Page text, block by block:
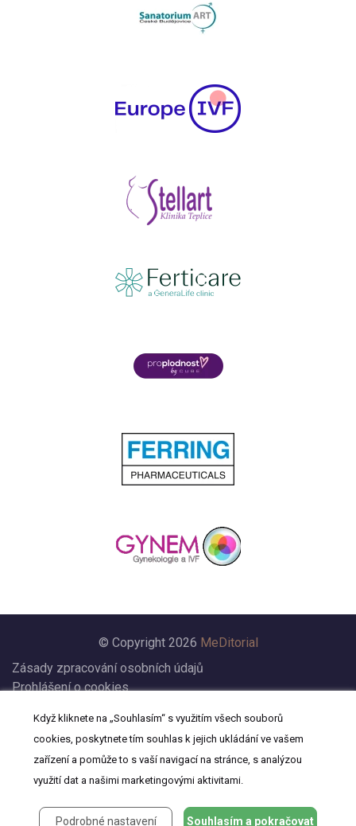
© Copyright 2026 MeDitorial
Zásady zpracování osobních údajů
Prohlášení o cookies
Prohlášení
Kontakt
Když kliknete na „Souhlasím“ s využitím všech souborů
cookies, poskytnete tím souhlas k jejich ukládání ve vašem
zařízení a pomůže to s vaší navigací na stránce, s analýzou
využití dat a našimi marketingovými aktivitami.
Podrobné nastavení Souhlasím a pokračovat